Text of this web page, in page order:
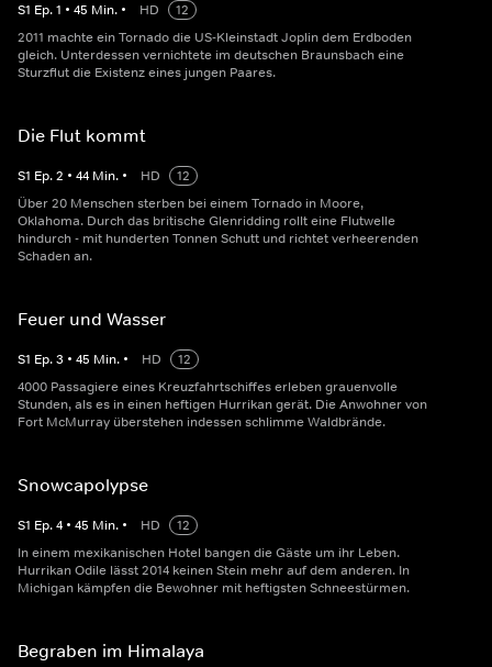
S1 Ep.1 • 45 Min. • HD
12
2011 machte ein Tornado die US-Kleinstadt Joplin dem Erdboden
gleich. Unterdessen vernichtete im deutschen Braunsbach eine
Sturzflut die Existenz eines jungen Paares.
Die Flut kommt
S1 Ep.2 • 44 Min. • HD
12
Über 20 Menschen sterben bei einem Tornado in Moore,
Oklahoma. Durch das britische Glenridding rollt eine Flutwelle
hindurch - mit hunderten Tonnen Schutt und richtet verheerenden
Schaden an.
Feuer und Wasser
S1 Ep.3 • 45 Min. • HD
12
4000 Passagiere eines Kreuzfahrtschiffes erleben grauenvolle
Stunden, als es in einen heftigen Hurrikan gerät. Die Anwohner von
Fort McMurray überstehen indessen schlimme Waldbrände.
Snowcapolypse
S1 Ep.4 • 45 Min. • HD
12
In einem mexikanischen Hotel bangen die Gäste um ihr Leben.
Hurrikan Odile lässt 2014 keinen Stein mehr auf dem anderen. In
Michigan kämpfen die Bewohner mit heftigsten Schneestürmen.
Begraben im Himalaya